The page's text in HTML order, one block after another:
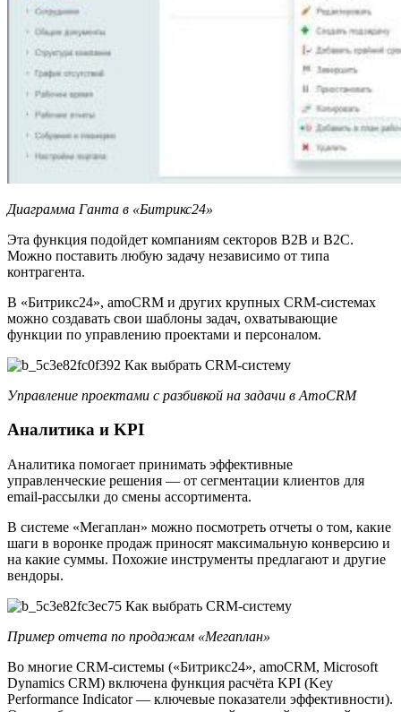
Диаграмма Ганта в «Битрикс24»
Эта функция подойдет компаниям секторов B2B и B2C.
Можно поставить любую задачу независимо от типа
контрагента.
В «Битрикс24», amoCRM и других крупных CRM-системах
можно создавать свои шаблоны задач, охватывающие
функции по управлению проектами и персоналом.
Управление проектами с разбивкой на задачи в AmoCRM
Аналитика и KPI
Аналитика помогает принимать эффективные
управленческие решения — от сегментации клиентов для
email-рассылки до смены ассортимента.
В системе «Мегаплан» можно посмотреть отчеты о том, какие
шаги в воронке продаж приносят максимальную конверсию и
на какие суммы. Похожие инструменты предлагают и другие
вендоры.
Пример отчета по продажам «Мегаплан»
Во многие CRM-системы («Битрикс24», amoCRM, Microsoft
Dynamics CRM) включена функция расчёта KPI (Key
Performance Indicator — ключевые показатели эффективности).